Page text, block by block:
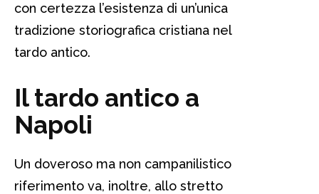
con certezza l’esistenza di un’unica
tradizione storiografica cristiana nel
tardo antico.
Il tardo antico a
Napoli
Un doveroso ma non campanilistico
riferimento va, inoltre, allo stretto